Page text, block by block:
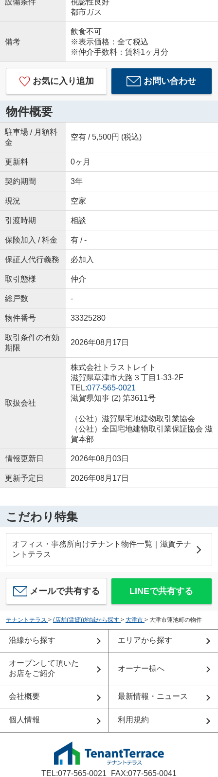
設備条件
視認性良好
都市ガス
備考
飲食不可
※表示価格：全て税込
※仲介手数料：賃料1ヶ月分
お気に入り追加 お問い合わせ
物件概要
駐車場 / 月額料
金
空有 / 5,500円 (税込)
更新料 0ヶ月
契約期間 3年
現況 空家
引渡時期 相談
保険加入 / 料金 有 / -
保証人代行義務 必加入
取引態様 仲介
総戸数 -
物件番号 33325280
取引条件の有効
期限
2026年08月17日
取扱会社
株式会社トラストレイト
滋賀県草津市大路３丁目1-33-2F
TEL:077-565-0021
滋賀県知事 (2) 第3611号
（公社）滋賀県宅地建物取引業協会
（公社）全国宅地建物取引業保証協会 滋
賀本部
情報更新日 2026年08月03日
更新予定日 2026年08月17日
こだわり特集
オフィス・事務所向けテナント物件一覧｜滋賀テナ
ントテラス
メールで共有する LINEで共有する
テナントテラス > (店舗(賃貸))地域から探す > 大津市 > 大津市蓮池町の物件
沿線から探す エリアから探す
オープンして頂いた
お店をご紹介
オーナー様へ
会社概要 最新情報・ニュース
個人情報 利用規約
TEL:077-565-0021 FAX:077-565-0041